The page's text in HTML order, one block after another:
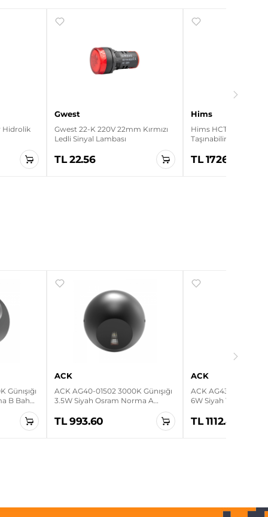
Hidrolik
Gwest
Gwest 22-K 220V 22mm Kırmızı
Ledli Sinyal Lambası
TL 22.56
Hims
Hims HCTK-11 11kW
Taşınabilir Elektrikli
TL 17265.00
Günışığı
B Bahçe
ACK
ACK AG40-01502 3000K Günışığı
3.5W Siyah Osram Norma A
TL 993.60
ACK
ACK AG43-01002
6W Siyah Tarus WLS
TL 1112.40